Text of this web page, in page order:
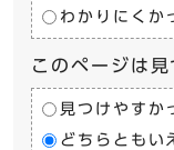
わかりにくか
このページは
見つけやすか
どちらともい